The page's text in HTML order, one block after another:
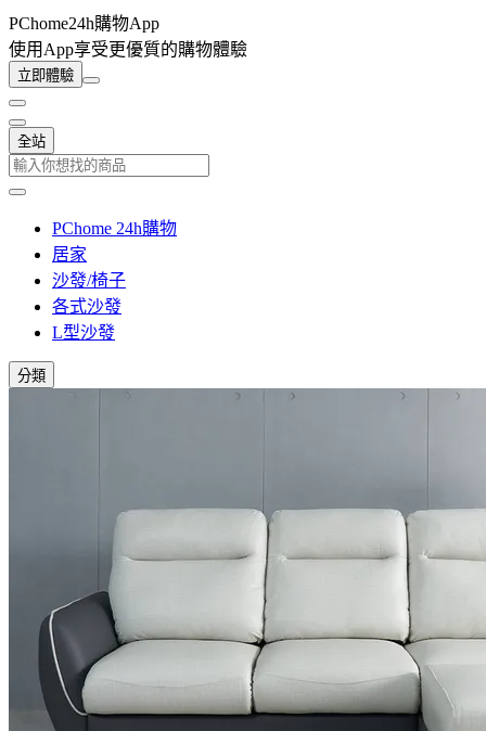
PChome24h購物App
使用App享受更優質的購物體驗
立即體驗
全站
PChome 24h購物
居家
沙發/椅子
各式沙發
L型沙發
分類